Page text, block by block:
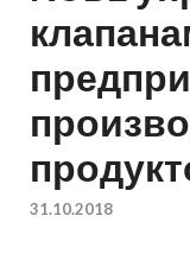
31.10.2018